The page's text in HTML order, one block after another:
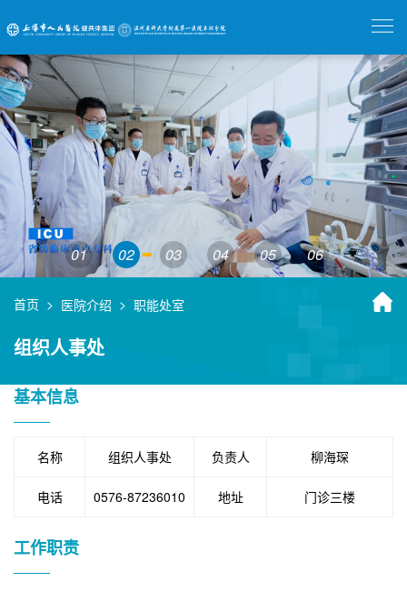
01 02 03 04 05 06
首页 > 医院介绍 > 职能处室
组织人事处
基本信息
名称 组织人事处 负责人 柳海琛
电话 0576-87236010 地址 门诊三楼
工作职责